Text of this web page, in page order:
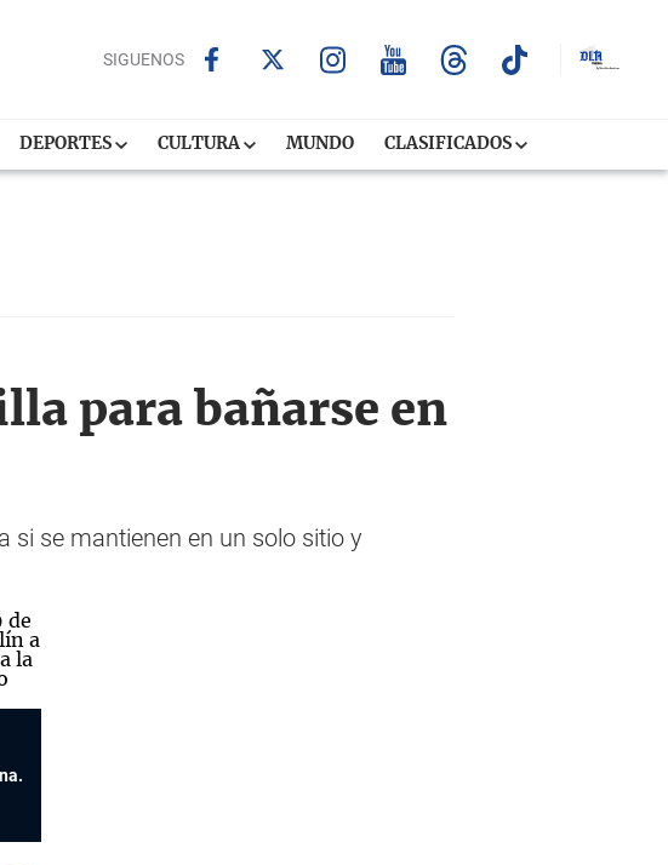
SIGUENOS
DEPORTES CULTURA MUNDO CLASIFICADOS
para bañarse en
si se mantienen en un solo sitio y